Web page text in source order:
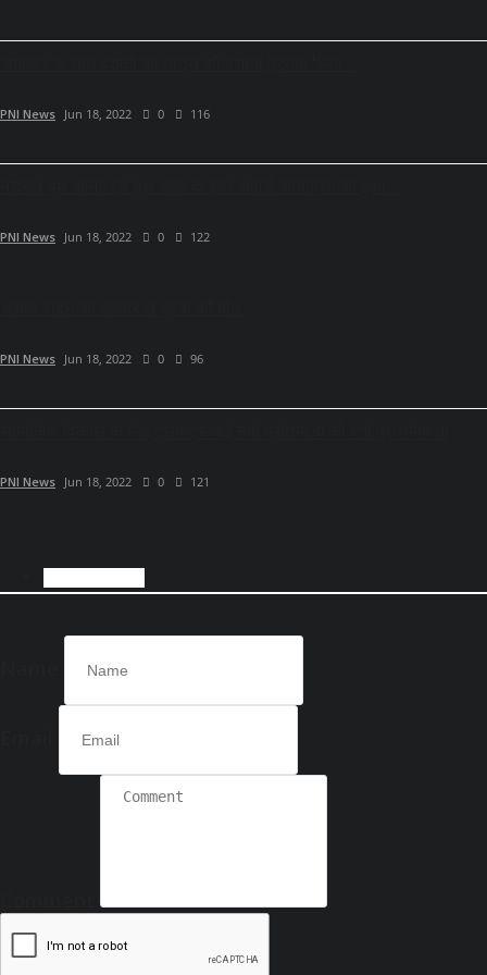
PNI News Jun 18, 2022 0 116
PNI News Jun 18, 2022 0 122
PNI News Jun 18, 2022 0 96
PNI News Jun 18, 2022 0 121